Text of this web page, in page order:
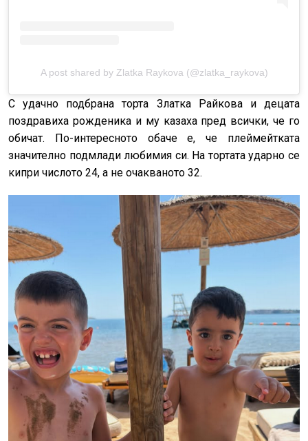
A post shared by Zlatka Raykova (@zlatka_raykova)
С удачно подбрана торта Златка Райкова и децата
поздравиха рожденика и му казаха пред всички, че го
обичат. По-интересното обаче е, че плеймейтката
значително подмлади любимия си. На тортата ударно се
кипри числото 24, а не очакваното 32.